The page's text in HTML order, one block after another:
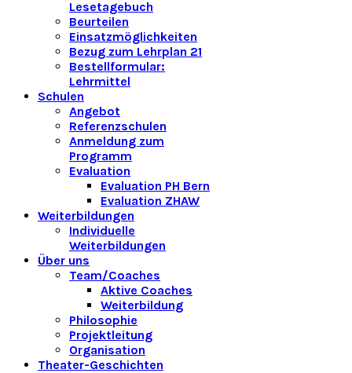
Lesetagebuch
Beurteilen
Einsatzmöglichkeiten
Bezug zum Lehrplan 21
Bestellformular:
Lehrmittel
Schulen
Angebot
Referenzschulen
Anmeldung zum
Programm
Evaluation
Evaluation PH Bern
Evaluation ZHAW
Weiterbildungen
Individuelle
Weiterbildungen
Über uns
Team/Coaches
Aktive Coaches
Weiterbildung
Philosophie
Projektleitung
Organisation
Theater-Geschichten